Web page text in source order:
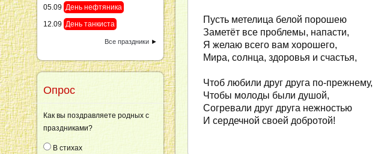
Пусть метелица белой порошею
Заметёт все проблемы, напасти,
Я желаю всего вам хорошего,
Мира, солнца, здоровья и счастья,
Чтоб любили друг друга по-прежнему,
Чтобы молоды были душой,
Согревали друг друга нежностью
И сердечной своей добротой!
05.09 День нефтяника
12.09 День танкиста
Все праздники ►
Опрос
Как вы поздравляете родных с
праздниками?
В стихах